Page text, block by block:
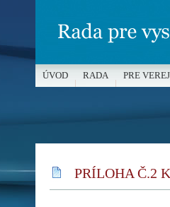
PRÍLOHA Č.2
ÚVOD RADA PRE